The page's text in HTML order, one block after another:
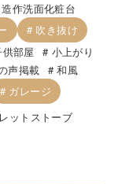
造作洗面化粧台
吹き抜け
部屋
小上がり
声掲載
和風
ガレージ
ットストーブ